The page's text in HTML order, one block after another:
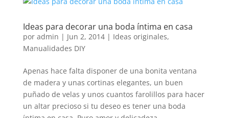
Ideas para decorar una boda íntima en casa
por admin | Jun 2, 2014| Ideas originales,
Manualidades DIY
Apenas hace falta disponer de una bonita ventana
de madera y unas cortinas elegantes, un buen
puñado de velas y unos cuantos farolillos para hacer
un altar precioso si tu deseo es tener una boda